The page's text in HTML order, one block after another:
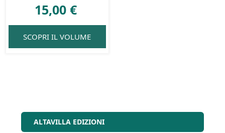
15,00€
SCOPRI IL VOLUME
ALTAVILLA EDIZIONI